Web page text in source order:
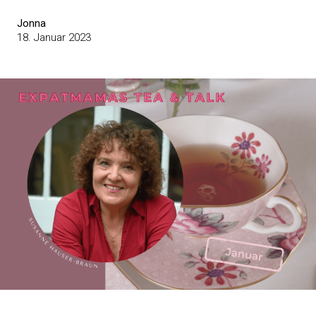
Jonna
18. Januar 2023